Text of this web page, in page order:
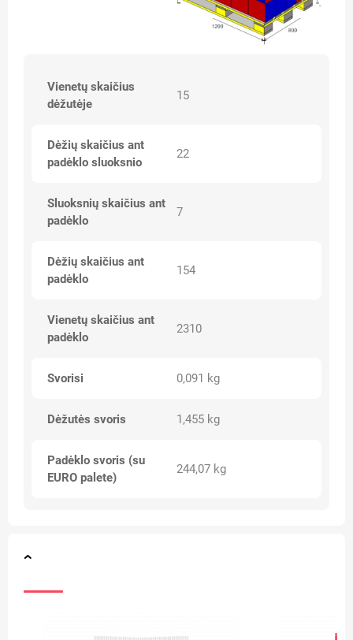
Vienetų skaičius
dėžutėje
15
Dėžių skaičius ant
padėklo sluoksnio
22
Sluoksnių skaičius ant
padėklo
7
Dėžių skaičius ant
padėklo
154
Vienetų skaičius ant
padėklo
2310
Svorisi 0,091 kg
Dėžutės svoris 1,455 kg
Padėklo svoris (su
EURO palete)
244,07 kg